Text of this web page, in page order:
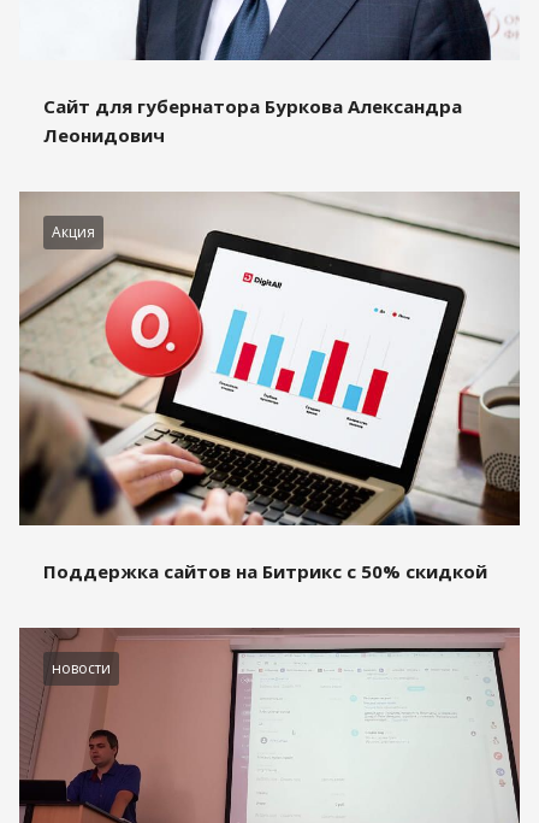
Сайт для губернатора Буркова Александра
Леонидович
Акция
Поддержка сайтов на Битрикс с 50% скидкой
новости